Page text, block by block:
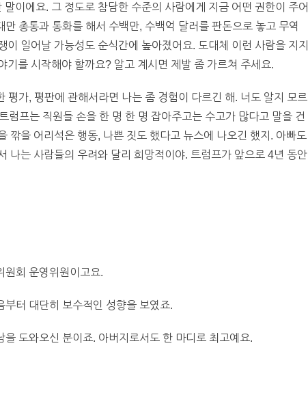
이에요. 그 정도로 참담한 수준의 사람에게 지금 어떤 권한이 주어
총통과 통화를 해서 수백만, 수백억 달러를 판돈으로 놓고 무역
일어날 가능성도 순식간에 높아졌어요. 도대체 이런 사람을 지지
를 시작해야 할까요? 알고 계시면 제발 좀 가르쳐 주세요.
가, 평판에 관해서라면 나는 좀 경험이 다르긴 해. 너도 알지 모르
프는 직원들 손을 한 명 한 명 잡아주고는 수고가 많다고 말을 건
깎을 어리석은 행동, 나쁜 짓도 했다고 뉴스에 나오긴 했지. 아빠도
나는 사람들의 우려와 달리 희망적이야. 트럼프가 앞으로 4년 동안
원회 운영위원이고요.
터 대단히 보수적인 성향을 보였죠.
도와오신 분이죠. 아버지로서도 한 마디로 최고예요.